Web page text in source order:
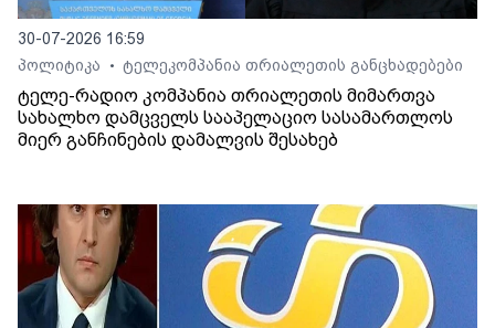
30-07-2026 16:59
პოლიტიკა
• ტელეკომპანია თრიალეთის განცხადებები
ტელე-რადიო კომპანია თრიალეთის მიმართვა
სახალხო დამცველს სააპელაციო სასამართლოს
მიერ განჩინების დამალვის შესახებ